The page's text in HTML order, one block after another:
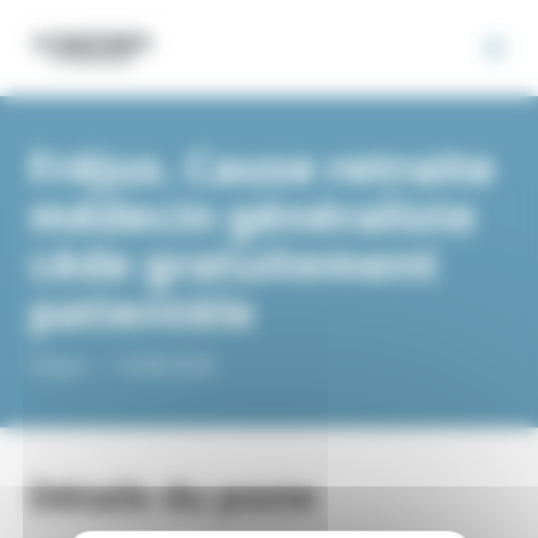
Fréjus. Cause retraite
médecin généraliste
cède gratuitement
patientèle
Détails du poste